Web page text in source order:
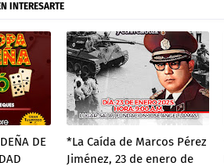
INTERESARTE
DE
*La Caída de Marcos Pérez
Jiménez, 23 de enero de